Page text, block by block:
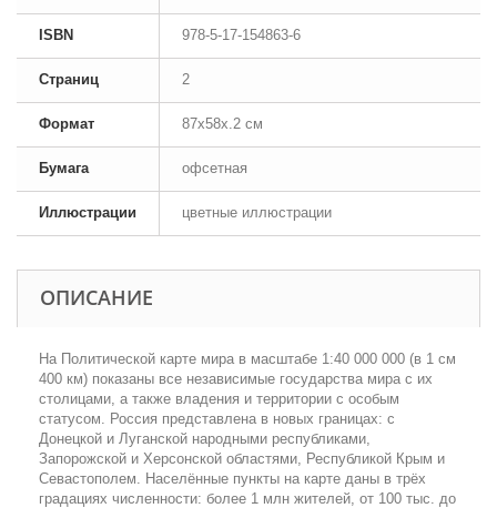
ISBN 978-5-17-154863-6
Страниц 2
Формат 87x58x.2 см
Бумага офсетная
Иллюстрации цветные иллюстрации
ОПИСАНИЕ
На Политической карте мира в масштабе 1:40 000 000 (в 1 см
400 км) показаны все независимые государства мира с их
столицами, а также владения и территории с особым
статусом. Россия представлена в новых границах: с
Донецкой и Луганской народными республиками,
Запорожской и Херсонской областями, Республикой Крым и
Севастополем. Населённые пункты на карте даны в трёх
градациях численности: более 1 млн жителей, от 100 тыс. до